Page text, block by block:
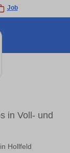
Job
in Voll- und
Hollfeld